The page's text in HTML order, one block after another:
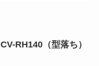
CV-RH140（型落ち）